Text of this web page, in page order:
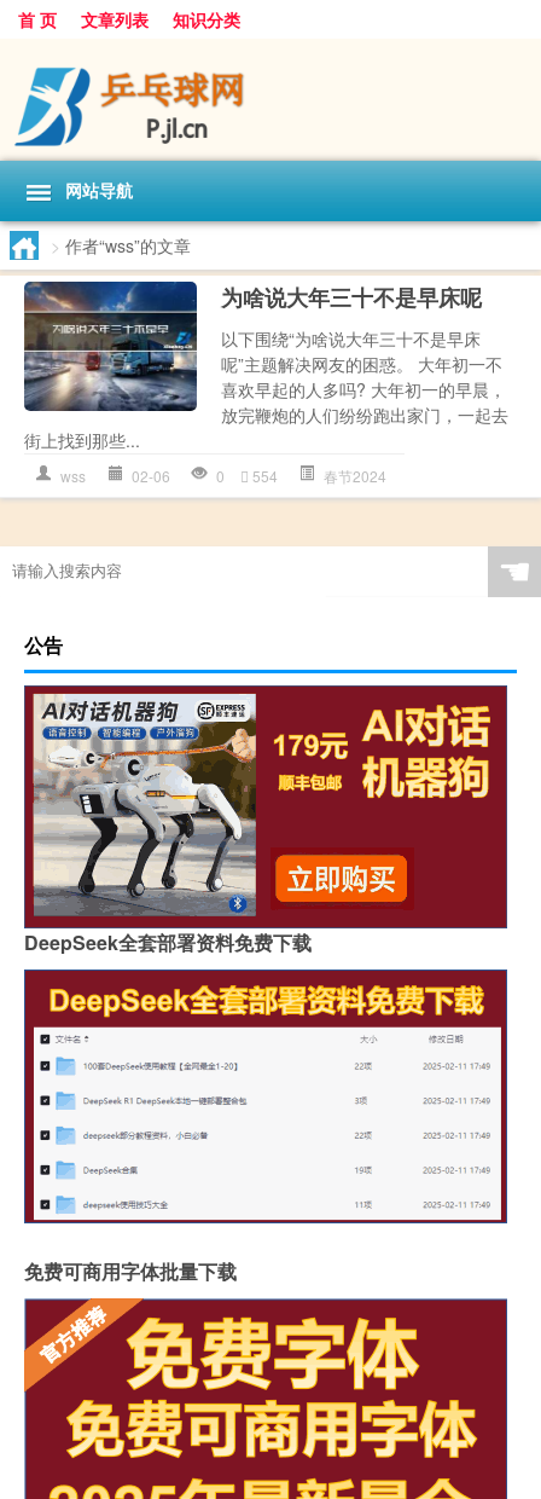
首 页 文章列表 知识分类
网站导航
> 作者“wss”的文章
为啥说大年三十不是早床呢
以下围绕“为啥说大年三十不是早床
呢”主题解决网友的困惑。 大年初一不
喜欢早起的人多吗? 大年初一的早晨，
放完鞭炮的人们纷纷跑出家门，一起去
街上找到那些...
wss 02-06 0 554 春节2024
☚
公告
DeepSeek全套部署资料免费下载
免费可商用字体批量下载